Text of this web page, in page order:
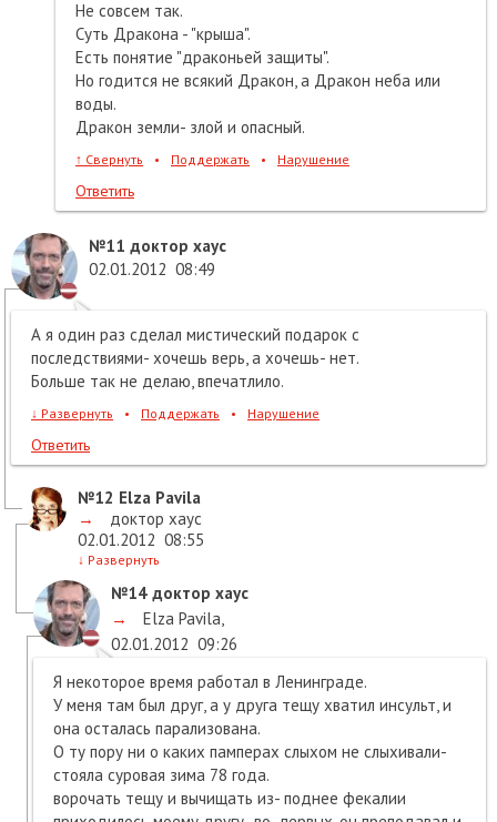
Не совсем так.
Суть Дракона - "крыша".
Есть понятие "драконьей защиты".
Но годится не всякий Дракон, а Дракон неба или
воды.
Дракон земли- злой и опасный.
↑ Свернуть • Поддержать • Нарушение
Ответить
№11 доктор хаус
02.01.2012 08:49
А я один раз сделал мистический подарок с
последствиями- хочешь верь, а хочешь- нет.
Больше так не делаю, впечатлило.
↓ Развернуть • Поддержать • Нарушение
Ответить
№12 Elza Pavila
→
доктор хаус
02.01.2012 08:55
↓ Развернуть
№14 доктор хаус
→
Elza Pavila
02.01.2012 09:26
Я некоторое время работал в Ленинграде.
У меня там был друг, а у друга тещу хватил инсульт, и
она осталась парализована.
О ту пору ни о каких памперах слыхом не слыхивали-
стояла суровая зима 78 года.
ворочать тещу и вычищать из- поднее фекалии